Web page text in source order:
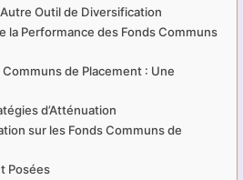
Outil de Diversification
la Performance des Fonds Communs
de Placement : Une
d’Atténuation
sur les Fonds Communs de
Posées